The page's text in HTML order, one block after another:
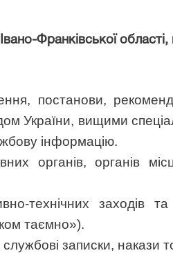
Франківської
постанови,
України, вищими
інформацію.
органів, органів
технічних заходів та
таємно»).
службові записки, накази